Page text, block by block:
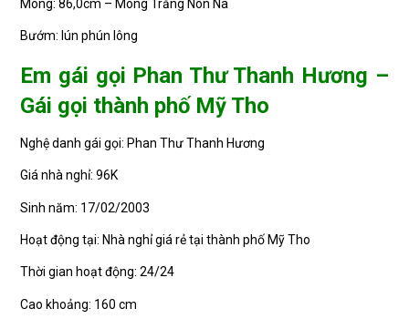
Mông: 86,0cm – Mông Trắng Nõn Nà
Bướm: lún phún lông
Em gái gọi Phan Thư Thanh Hương –
Gái gọi thành phố Mỹ Tho
Nghệ danh gái gọi: Phan Thư Thanh Hương
Giá nhà nghỉ: 96K
Sinh năm: 17/02/2003
Hoạt động tại: Nhà nghỉ giá rẻ tại thành phố Mỹ Tho
Thời gian hoạt động: 24/24
Cao khoảng: 160 cm